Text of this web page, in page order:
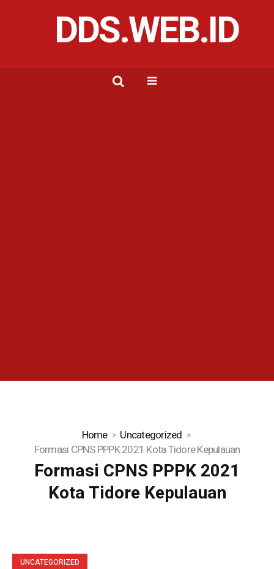
DDS.WEB.ID
Home
Uncategorized
Formasi CPNS PPPK 2021 Kota Tidore Kepulauan
Formasi CPNS PPPK 2021
Kota Tidore Kepulauan
UNCATEGORIZED